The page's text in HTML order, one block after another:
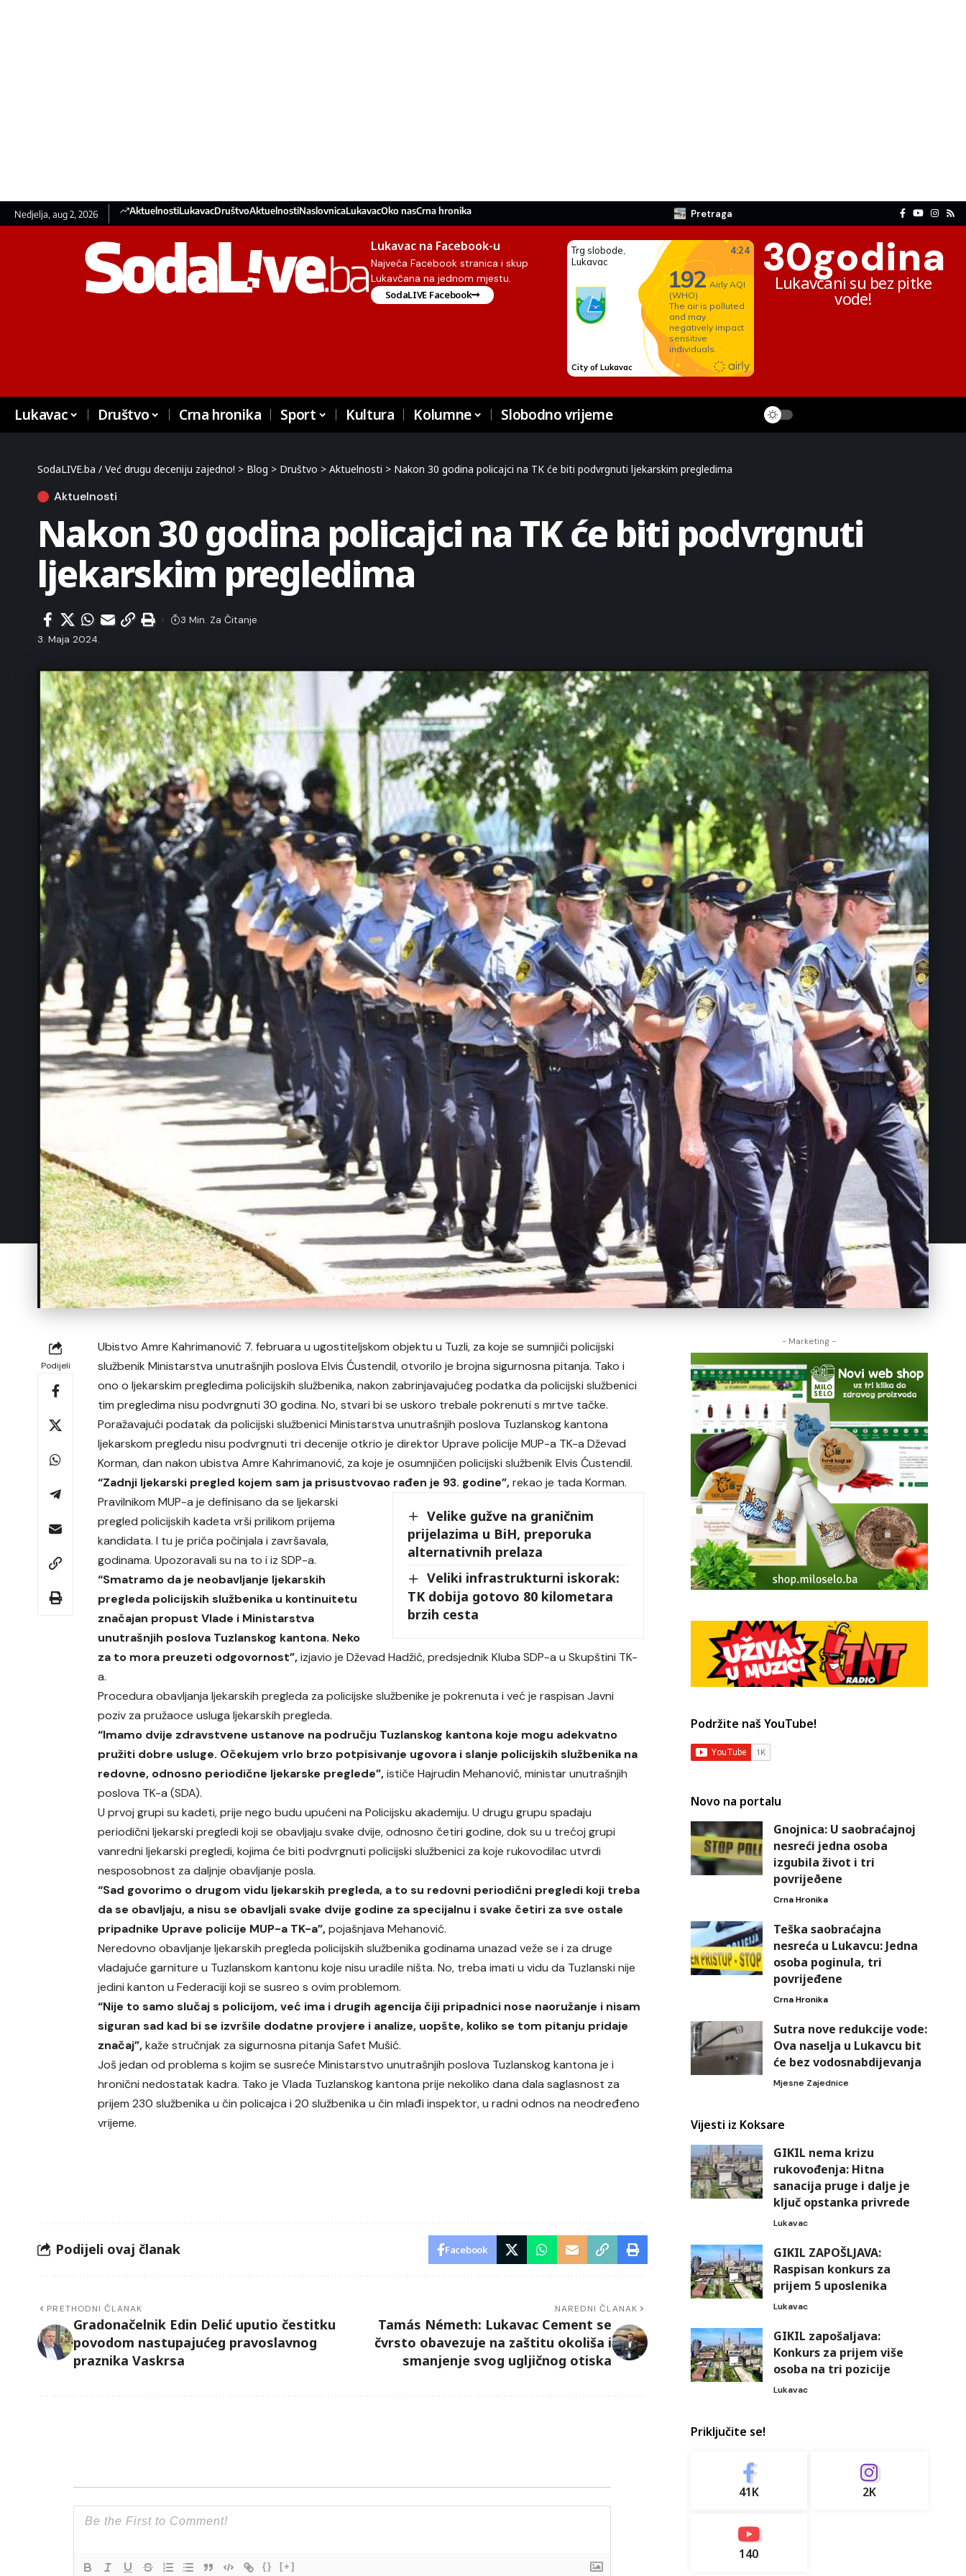
Nedjelja, aug 2, 2026 AktuelnostiLukavacDruštvoAktuelnostiNaslovnicaLukavacOko nasCrna hronika Pretraga
Lukavac na Facebook-u
Najveća Facebook stranica i skup
Lukavčana na jednom mjestu.
SodaLIVE Facebook
30godina
Lukavčani su bez pitke
vode!
Lukavac Društvo Crna hronika Sport Kultura Kolumne Slobodno vrijeme
SodaLIVE.ba / Već drugu deceniju zajedno! > Blog > Društvo > Aktuelnosti > Nakon 30 godina policajci na TK će biti podvrgnuti ljekarskim pregledima
Aktuelnosti
Nakon 30 godina policajci na TK će biti podvrgnuti
ljekarskim pregledima
3. Maja 2024.
3 Min. Za Čitanje
Podijeli
Ubistvo Amre Kahrimanović 7. februara u ugostiteljskom objektu u Tuzli, za koje se sumnjiči policijski
službenik Ministarstva unutrašnjih poslova Elvis Ćustendil, otvorilo je brojna sigurnosna pitanja. Tako i
ono o ljekarskim pregledima policijskih službenika, nakon zabrinjavajućeg podatka da policijski službenici
tim pregledima nisu podvrgnuti 30 godina. No, stvari bi se uskoro trebale pokrenuti s mrtve tačke.
Poražavajući podatak da policijski službenici Ministarstva unutrašnjih poslova Tuzlanskog kantona
ljekarskom pregledu nisu podvrgnuti tri decenije otkrio je direktor Uprave policije MUP-a TK-a Dževad
Korman, dan nakon ubistva Amre Kahrimanović, za koje je osumnjičen policijski službenik Elvis Ćustendil.
“Zadnji ljekarski pregled kojem sam ja prisustvovao rađen je 93. godine”,rekao je tada Korman.
Velike gužve na graničnim
prijelazima u BiH, preporuka
alternativnih prelaza
Veliki infrastrukturni iskorak:
TK dobija gotovo 80 kilometara
brzih cesta
Pravilnikom MUP-a je definisano da se ljekarski
pregled policijskih kadeta vrši prilikom prijema
kandidata. I tu je priča počinjala i završavala,
godinama. Upozoravali su na to i iz SDP-a.
“Smatramo da je neobavljanje ljekarskih
pregleda policijskih službenika u kontinuitetu
značajan propust Vlade i Ministarstva
unutrašnjih poslova Tuzlanskog kantona. Neko
za to mora preuzeti odgovornost”,izjavio je Dževad Hadžić, predsjednik Kluba SDP-a u Skupštini TK-
a.
Procedura obavljanja ljekarskih pregleda za policijske službenike je pokrenuta i već je raspisan Javni
poziv za pružaoce usluga ljekarskih pregleda.
“Imamo dvije zdravstvene ustanove na području Tuzlanskog kantona koje mogu adekvatno
pružiti dobre usluge. Očekujem vrlo brzo potpisivanje ugovora i slanje policijskih službenika na
redovne, odnosno periodične ljekarske preglede”,ističe Hajrudin Mehanović, ministar unutrašnjih
poslova TK-a (SDA).
U prvoj grupi su kadeti, prije nego budu upućeni na Policijsku akademiju. U drugu grupu spadaju
periodični ljekarski pregledi koji se obavljaju svake dvije, odnosno četiri godine, dok su u trećoj grupi
vanredni ljekarski pregledi, kojima će biti podvrgnuti policijski službenici za koje rukovodilac utvrdi
nesposobnost za daljnje obavljanje posla.
“Sad govorimo o drugom vidu ljekarskih pregleda, a to su redovni periodični pregledi koji treba
da se obavljaju, a nisu se obavljali svake dvije godine za specijalnu i svake četiri za sve ostale
pripadnike Uprave policije MUP-a TK-a”,pojašnjava Mehanović.
Neredovno obavljanje ljekarskih pregleda policijskih službenika godinama unazad veže se i za druge
vladajuće garniture u Tuzlanskom kantonu koje nisu uradile ništa. No, treba imati u vidu da Tuzlanski nije
jedini kanton u Federaciji koji se susreo s ovim problemom.
“Nije to samo slučaj s policijom, već ima i drugih agencija čiji pripadnici nose naoružanje i nisam
siguran sad kad bi se izvršile dodatne provjere i analize, uopšte, koliko se tom pitanju pridaje
značaj”,kaže stručnjak za sigurnosna pitanja Safet Mušić.
Još jedan od problema s kojim se susreće Ministarstvo unutrašnjih poslova Tuzlanskog kantona je i
hronični nedostatak kadra. Tako je Vlada Tuzlanskog kantona prije nekoliko dana dala saglasnost za
prijem 230 službenika u čin policajca i 20 službenika u čin mlađi inspektor, u radni odnos na neodređeno
vrijeme.
Podijeli ovaj članak Facebook
PRETHODNI ČLANAK
Gradonačelnik Edin Delić uputio čestitku
povodom nastupajućeg pravoslavnog
praznika Vaskrsa
NAREDNI ČLANAK
Tamás Németh: Lukavac Cement se
čvrsto obavezuje na zaštitu okoliša i
smanjenje svog ugljičnog otiska
{} [+]
- Marketing -
Podržite naš YouTube!
Novo na portalu
Gnojnica: U saobraćajnoj
nesreći jedna osoba
izgubila život i tri
povrijeðene
Crna Hronika
Teška saobraćajna
nesreća u Lukavcu: Jedna
osoba poginula, tri
povrijeđene
Crna Hronika
Sutra nove redukcije vode:
Ova naselja u Lukavcu bit
će bez vodosnabdijevanja
Mjesne Zajednice
Vijesti iz Koksare
GIKIL nema krizu
rukovođenja: Hitna
sanacija pruge i dalje je
ključ opstanka privrede
Lukavac
GIKIL ZAPOŠLJAVA:
Raspisan konkurs za
prijem 5 uposlenika
Lukavac
GIKIL zapošaljava:
Konkurs za prijem više
osoba na tri pozicije
Lukavac
Priključite se!
41K 2K
140